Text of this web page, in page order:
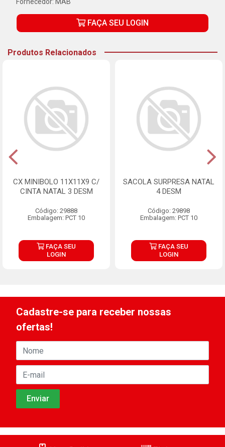
FAÇA SEU LOGIN
Produtos Relacionados
CX MINIBOLO 11X11X9 C/
CINTA NATAL 3 DESM
Código: 29888
Embalagem: PCT 10
FAÇA SEU
LOGIN
SACOLA SURPRESA NATAL
4 DESM
Código: 29898
Embalagem: PCT 10
FAÇA SEU
LOGIN
Cadastre-se para receber nossas
ofertas!